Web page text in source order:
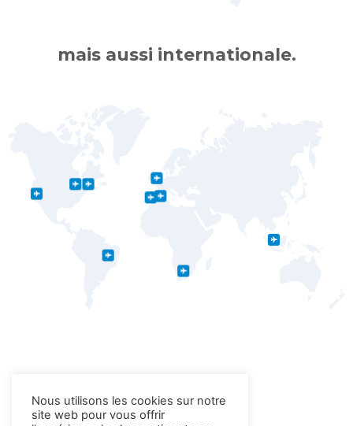
mais aussi internationale.
NOS ENSEIGNES
Nous utilisons les cookies sur notre
site web pour vous offrir